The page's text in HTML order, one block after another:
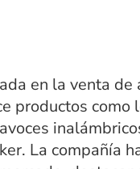
en la venta de
productos como
La compañía